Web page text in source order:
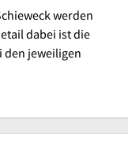
werden
dabei ist die
jeweiligen